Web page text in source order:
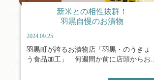
新米との相性抜群！
羽黒自慢のお漬物
2024.09.25
羽黒町が誇るお漬物店「羽黒・のうきょ
う食品加工」 何週間か前に店頭からお...